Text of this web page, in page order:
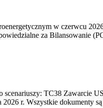
w czerwcu
za Bilansowanie
TC38
r. Wszystkie dokumenty